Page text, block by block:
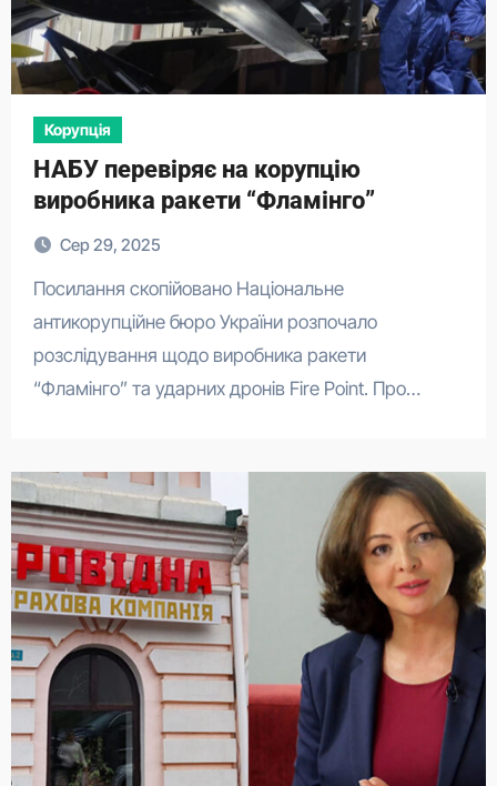
Корупція
НАБУ перевіряє на корупцію
виробника ракети “Фламінго”
Сер 29, 2025
Посилання скопійовано Національне
антикорупційне бюро України розпочало
розслідування щодо виробника ракети
“Фламінго” та ударних дронів Fire Point. Про…